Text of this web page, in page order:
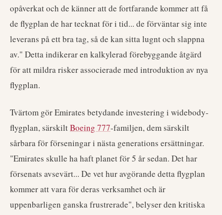
opåverkat och de känner att de fortfarande kommer att få
de flygplan de har tecknat för i tid... de förväntar sig inte
leverans på ett bra tag, så de kan sitta lugnt och slappna
av." Detta indikerar en kalkylerad förebyggande åtgärd
för att mildra risker associerade med introduktion av nya
flygplan.
Tvärtom gör Emirates betydande investering i widebody-
flygplan, särskiltBoeing 777-familjen, dem särskilt
sårbara för förseningar i nästa generations ersättningar.
"Emirates skulle ha haft planet för 5 år sedan. Det har
försenats avsevärt... De vet hur avgörande detta flygplan
kommer att vara för deras verksamhet och är
uppenbarligen ganska frustrerade", belyser den kritiska